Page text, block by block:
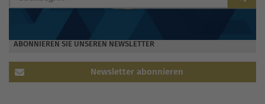
ABONNIEREN SIE UNSEREN NEWSLETTER
Newsletter abonnieren